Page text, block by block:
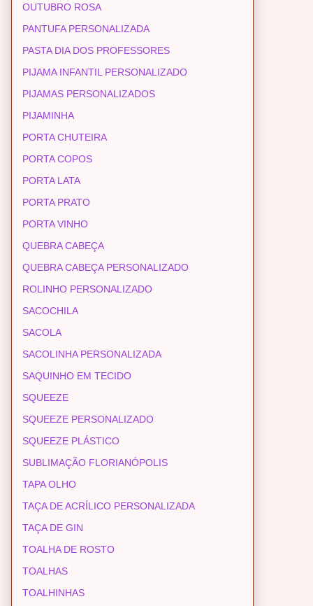
OUTUBRO ROSA
PANTUFA PERSONALIZADA
PASTA DIA DOS PROFESSORES
PIJAMA INFANTIL PERSONALIZADO
PIJAMAS PERSONALIZADOS
PIJAMINHA
PORTA CHUTEIRA
PORTA COPOS
PORTA LATA
PORTA PRATO
PORTA VINHO
QUEBRA CABEÇA
QUEBRA CABEÇA PERSONALIZADO
ROLINHO PERSONALIZADO
SACOCHILA
SACOLA
SACOLINHA PERSONALIZADA
SAQUINHO EM TECIDO
SQUEEZE
SQUEEZE PERSONALIZADO
SQUEEZE PLÁSTICO
SUBLIMAÇÃO FLORIANÓPOLIS
TAPA OLHO
TAÇA DE ACRÍLICO PERSONALIZADA
TAÇA DE GIN
TOALHA DE ROSTO
TOALHAS
TOALHINHAS